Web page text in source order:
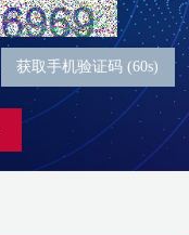
获取手机验证码 (60s)